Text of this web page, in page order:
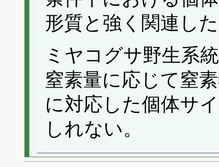
形質と強く関連し
ミヤコグサ野生系
窒素量に応じて窒
に対応した個体サ
しれない。